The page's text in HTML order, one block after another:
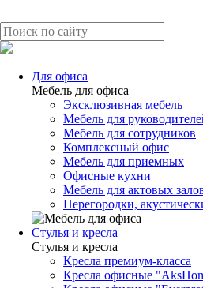
Для офиса
Мебель для офиса
Эксклюзивная мебель
Мебель для
Мебель для сотрудников
Комплексный офис
Мебель для приемных
Офисные кухни
Мебель для актовых
Перегородки,
Стулья и кресла
Стулья и кресла
Кресла премиум-класса
Кресла офисные